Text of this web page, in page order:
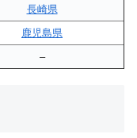
長崎県
鹿児島県
–